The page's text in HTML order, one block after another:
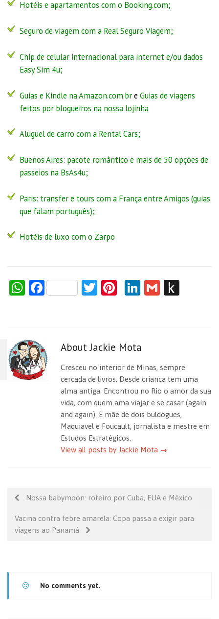
Hotéis e apartamentos com o Booking.com;
Seguro de viagem com a Real Seguro Viagem;
Chip de celular internacional para internet e/ou dados
Easy Sim 4u;
Guias e Kindle na Amazon.com.bre Guias de viagens
feitos por blogueiros na nossa lojinha
Aluguel de carro com a Rental Cars;
Buenos Aires: pacote romântico e mais de 50 opções de
passeios na BsAs4u;
Paris: transfer e tours com a França entre Amigos (guias
que falam português);
Hotéis de luxo com o Zarpo
W
A
p
p
F
b
o
T
Pi
t
Li
dI
n
G
n
dl
e
About Jackie Mota
Cresceu no interior de Minas, sempre
cercada de livros. Desde criança tem uma
alma antiga. Encontrou no Rio o amor da sua
vida, com quem ama viajar e se casar (again
and again). É mãe de dois buldogues,
Maquiavel e Foucault, jornalista e mestre em
Estudos Estratégicos.
View all posts by Jackie Mota →
Nossa babymoon: roteiro por Cuba, EUA e México
Vacina contra febre amarela: Copa passa a exigir para
viagens ao Panamá
No comments yet.